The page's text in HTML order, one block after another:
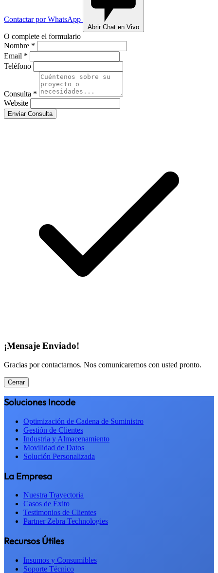
Contactar por WhatsApp
Abrir Chat en Vivo
O complete el formulario
Nombre *
Email *
Teléfono
Consulta *
Website
Enviar Consulta
¡Mensaje Enviado!
Gracias por contactarnos. Nos comunicaremos con usted pronto.
Cerrar
Soluciones Incode
Optimización de Cadena de Suministro
Gestión de Clientes
Industria y Almacenamiento
Movilidad de Datos
Solución Personalizada
La Empresa
Nuestra Trayectoria
Casos de Éxito
Testimonios de Clientes
Partner Zebra Technologies
Recursos Útiles
Insumos y Consumibles
Soporte Técnico